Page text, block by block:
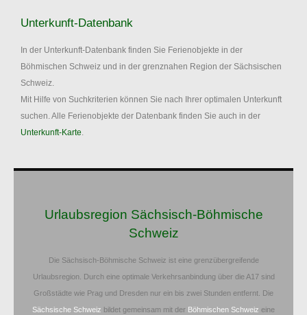
Unterkunft-Datenbank
In der Unterkunft-Datenbank finden Sie Ferienobjekte in der
Böhmischen Schweiz und in der grenznahen Region der Sächsischen
Schweiz.
Mit Hilfe von Suchkriterien können Sie nach Ihrer optimalen Unterkunft
suchen. Alle Ferienobjekte der Datenbank finden Sie auch in der
Unterkunft-Karte.
Urlaubsregion Sächsisch-Böhmische
Schweiz
Die Sächsisch-Böhmische Schweiz ist eine grenzübergreifende
Urlaubsregion. Durch eine optimale Verkehrsanbindung über die A17 sind
Großstädte wie Prag und Dresden nur ein bis zwei Stunden entfernt. Die
Sächsische Schweiz bildet gemeinsam mit der Böhmischen Schweiz eine